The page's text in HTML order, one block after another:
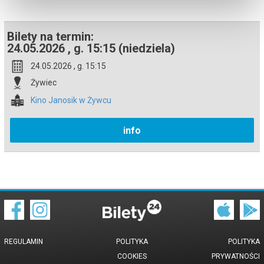
Bilety na termin:
24.05.2026 , g. 15:15 (niedziela)
24.05.2026 , g. 15:15
Żywiec
Kino Janosik w Żywcu
info
REGULAMIN
POLITYKA
PRYWATNOŚCI
POLITYKA
COOKIES